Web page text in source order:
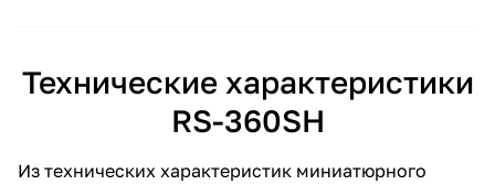
Технические характеристики
RS-360SH
Из технических характеристик миниатюрного